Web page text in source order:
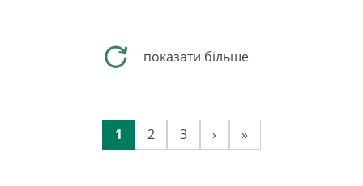
показати більше
1 2 3 › »